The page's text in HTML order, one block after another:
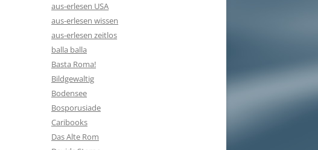
aus-erlesen USA
aus-erlesen wissen
aus-erlesen zeitlos
balla balla
Basta Roma!
Bildgewaltig
Bodensee
Bosporusiade
Caribooks
Das Alte Rom